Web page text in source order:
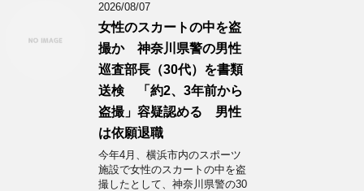
2026/08/07
女性のスカートの中を盗
撮か 神奈川県警の男性
巡査部長（30代）を書類
送検 「約2、3年前から
盗撮」容疑認める 男性
は依願退職
今年4月、横浜市内のスポーツ
施設で女性のスカートの中を盗
撮したとして、神奈川県警の30